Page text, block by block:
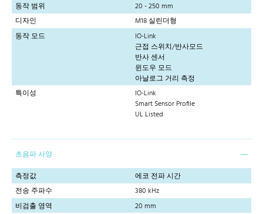
동작 범위
20 - 250 mm
디자인
M18 실린더형
동작 모드
IO-Link
근접 스위치/반사모드
반사 센서
윈도우 모드
아날로그 거리 측정
특이성
IO-Link
Smart Sensor Profile
UL Listed
초음파 사양
측정값
에코 전파 시간
전송 주파수
380 kHz
비검출 영역
20 mm